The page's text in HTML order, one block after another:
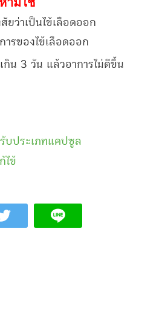
ยว่าเป็นไข้เลือดออก
ารของไข้เลือดออก
กิน 3 วัน แล้วอาการไม่ดีขึ้น
บประเภทแคปซูล
ไข้